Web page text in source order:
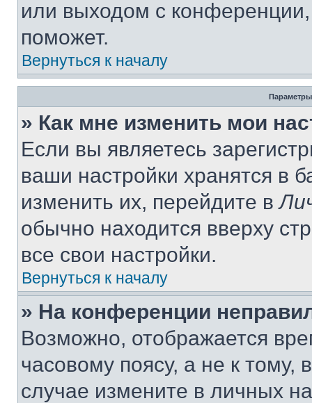
или выходом с
поможет.
Вернуться к началу
Параметры
» Как мне изменить мои
Если вы являетесь
ваши настройки хранятся в
изменить их, перейдите в
обычно находится вверху
все свои настройки.
Вернуться к началу
» На конференции
Возможно, отображается
часовому поясу, а не к тому,
случае измените в личных